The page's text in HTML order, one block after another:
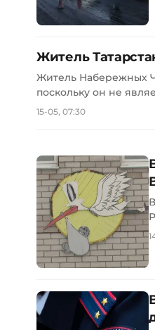
Житель
Житель Набережных
поскольку он не
15-05, 07:30